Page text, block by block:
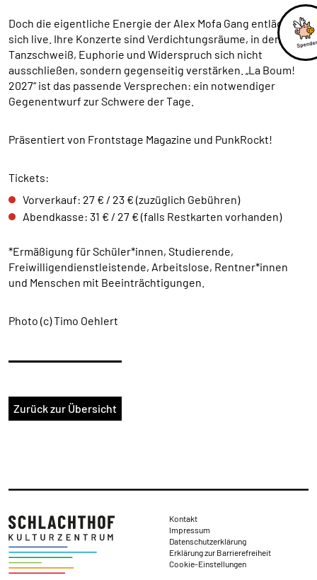
Doch die eigentliche Energie der Alex Mofa Gang entlädt
sich live. Ihre Konzerte sind Verdichtungsräume, in denen
Tanzschweiß, Euphorie und Widerspruch sich nicht
ausschließen, sondern gegenseitig verstärken. „La Boum!
2027“ ist das passende Versprechen: ein notwendiger
Gegenentwurf zur Schwere der Tage.
Präsentiert von Frontstage Magazine und PunkRockt!
Tickets:
Vorverkauf: 27 € / 23 € (zuzüglich Gebühren)
Abendkasse: 31 € / 27 € (falls Restkarten vorhanden)
*Ermäßigung für Schüler*innen, Studierende,
Freiwilligendienstleistende, Arbeitslose, Rentner*innen
und Menschen mit Beeinträchtigungen.
Photo (c) Timo Oehlert
Zurück zur Übersicht
Rechtliches
Kontakt
Impressum
Datenschutzerklärung
Erklärung zur Barrierefreiheit
Cookie-Einstellungen
Google Maps und Google Fonts
Name:
_ga, _gid, _gat_*, test_cookie
Street Dublin 4 Irland
Cookie Laufzeit: